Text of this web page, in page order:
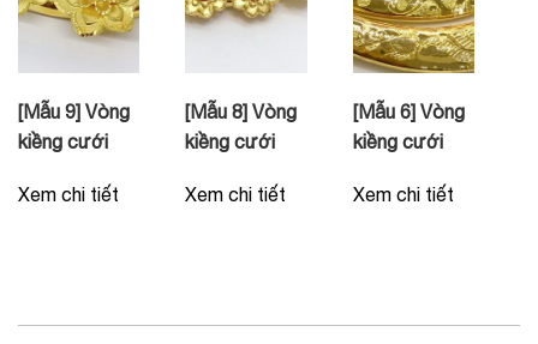
[Mẫu 9] Vòng
kiềng cưới
Xem chi tiết
[Mẫu 8] Vòng
kiềng cưới
Xem chi tiết
[Mẫu 6] Vòng
kiềng cưới
Xem chi tiết